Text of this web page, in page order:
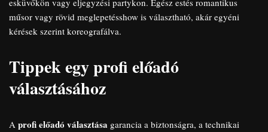
esküvőkön vagy eljegyzési partykon. Egész estés romantikus
műsor vagy rövid meglepetésshow is választható, akár egyéni
kérések szerint koreografálva.
Tippek egy profi előadó
választásához
A profi előadó választása garancia a biztonságra, a technikai